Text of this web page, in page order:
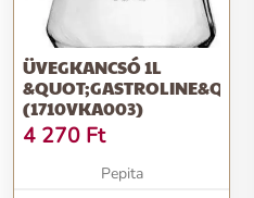
ÜVEGKANCSÓ 1L
&QUOT;GASTROLINE&QUOT;
(1710VKA003)
4 270 Ft
Pepita